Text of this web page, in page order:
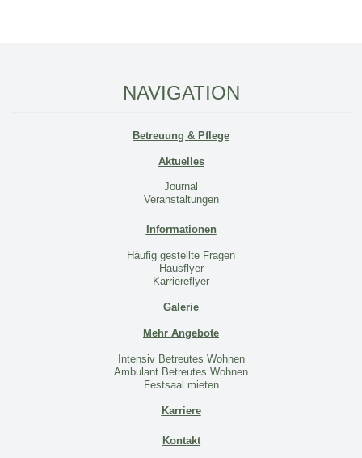
NAVIGATION
Betreuung & Pflege
Aktuelles
Journal
Veranstaltungen
Informationen
Häufig gestellte Fragen
Hausflyer
Karriereflyer
Galerie
Mehr Angebote
Intensiv Betreutes Wohnen
Ambulant Betreutes Wohnen
Festsaal mieten
Karriere
Kontakt